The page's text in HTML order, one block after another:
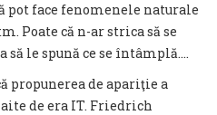
pot face fenomenele naturale
Poate că n-ar strica să se
să le spună ce se întâmplă….
propunerea de apariţie a
de era IT. Friedrich